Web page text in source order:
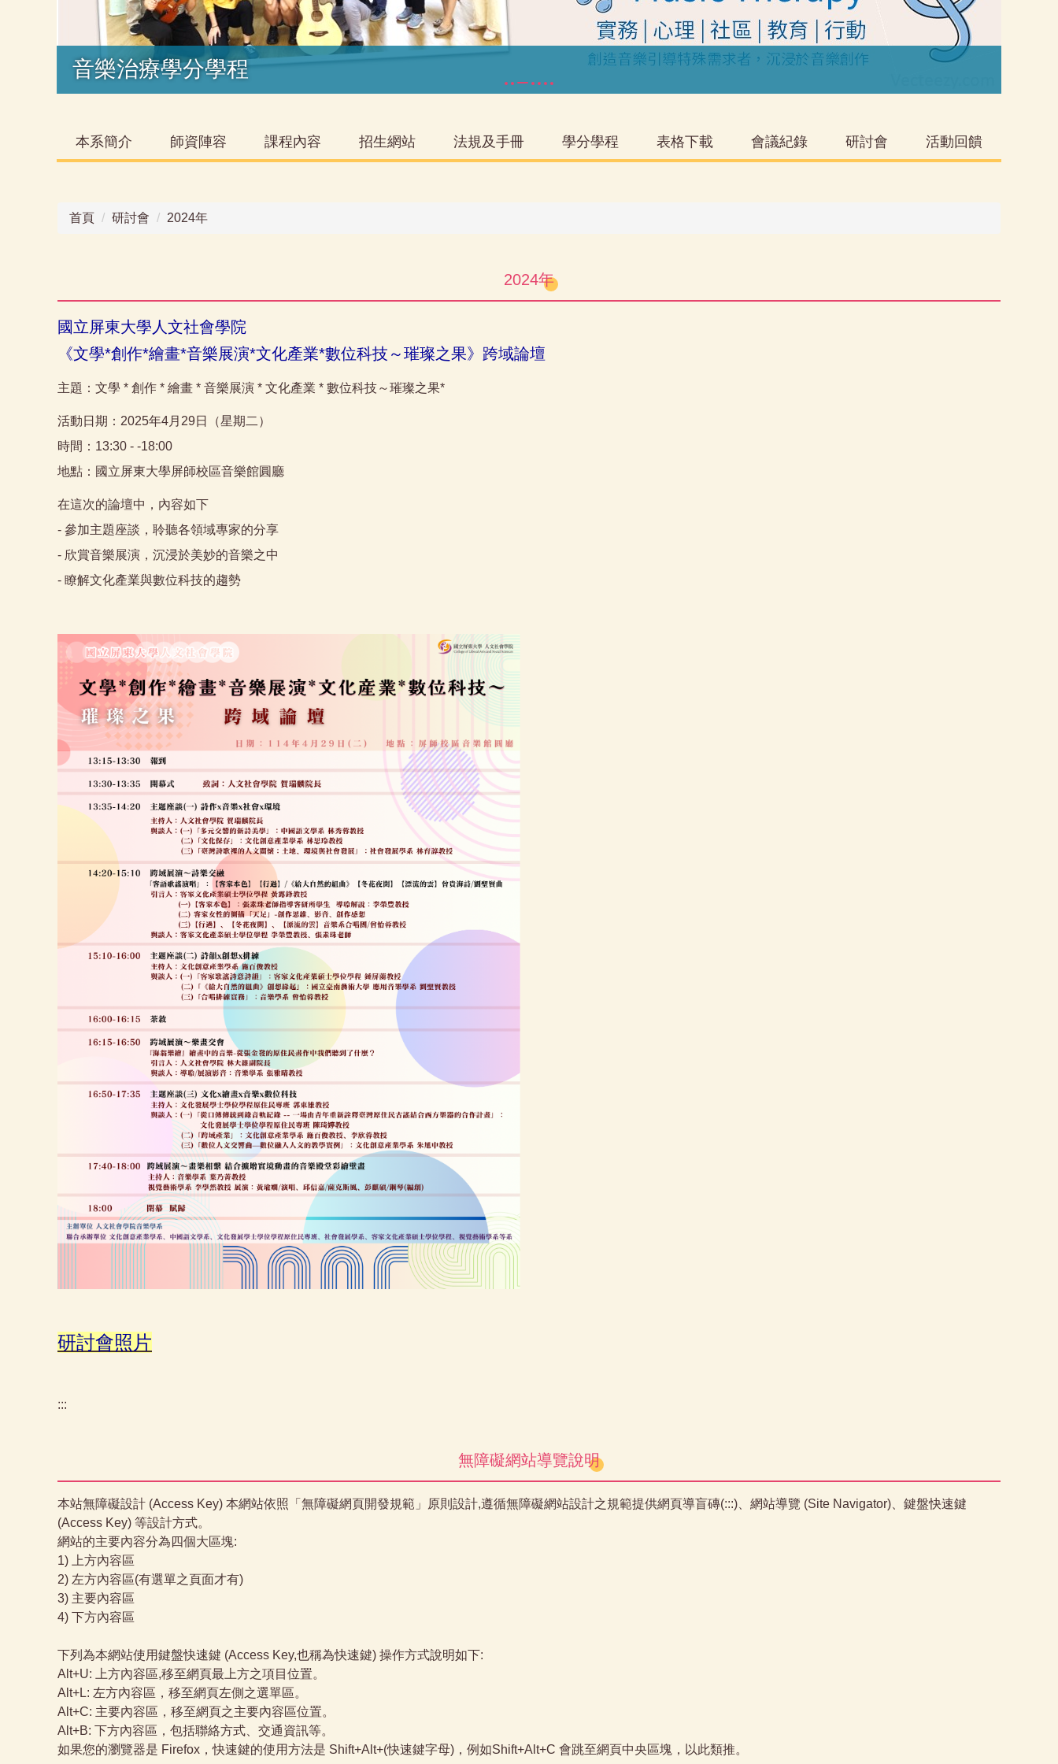
音樂治療學分學程
本系簡介 師資陣容 課程內容 招生網站 法規及手冊 學分學程 表格下載 會議紀錄 研討會 活動回饋
首頁 研討會 2024年
2024年
國立屏東大學人文社會學院
《文學*創作*繪畫*音樂展演*文化產業*數位科技～璀璨之果》跨域論壇
主題：文學 * 創作 * 繪畫 * 音樂展演 * 文化產業 * 數位科技～璀璨之果*
活動日期：2025年4月29日（星期二）
時間：13:30 - -18:00
地點：國立屏東大學屏師校區音樂館圓廳
在這次的論壇中，內容如下
- 參加主題座談，聆聽各領域專家的分享
- 欣賞音樂展演，沉浸於美妙的音樂之中
- 瞭解文化產業與數位科技的趨勢
研討會照片
:::
無障礙網站導覽說明
本站無障礙設計 (Access Key) 本網站依照「無障礙網頁開發規範」原則設計,遵循無障礙網站設計之規範提供網頁導盲磚(:::)、網站導覽 (Site Navigator)、鍵盤快速鍵
(Access Key) 等設計方式。
網站的主要內容分為四個大區塊:
1) 上方內容區
2) 左方內容區(有選單之頁面才有)
3) 主要內容區
4) 下方內容區
下列為本網站使用鍵盤快速鍵 (Access Key,也稱為快速鍵) 操作方式說明如下:
Alt+U: 上方內容區,移至網頁最上方之項目位置。
Alt+L: 左方內容區，移至網頁左側之選單區。
Alt+C: 主要內容區，移至網頁之主要內容區位置。
Alt+B: 下方內容區，包括聯絡方式、交通資訊等。
如果您的瀏覽器是 Firefox，快速鍵的使用方法是 Shift+Alt+(快速鍵字母)，例如Shift+Alt+C 會跳至網頁中央區塊，以此類推。